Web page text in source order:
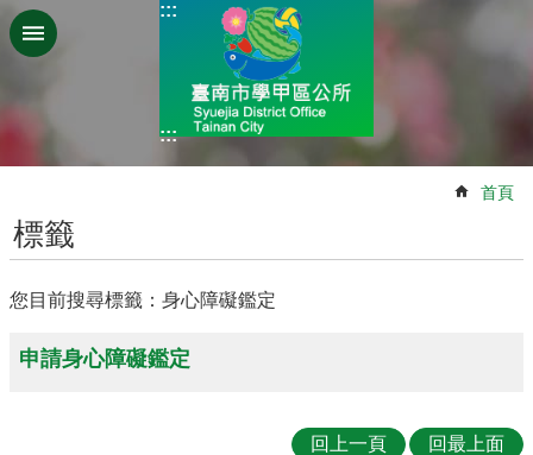
跳到主要內容區塊
:::
:::
首頁
標籤
您目前搜尋標籤：身心障礙鑑定
申請身心障礙鑑定
回上一頁 回最上面